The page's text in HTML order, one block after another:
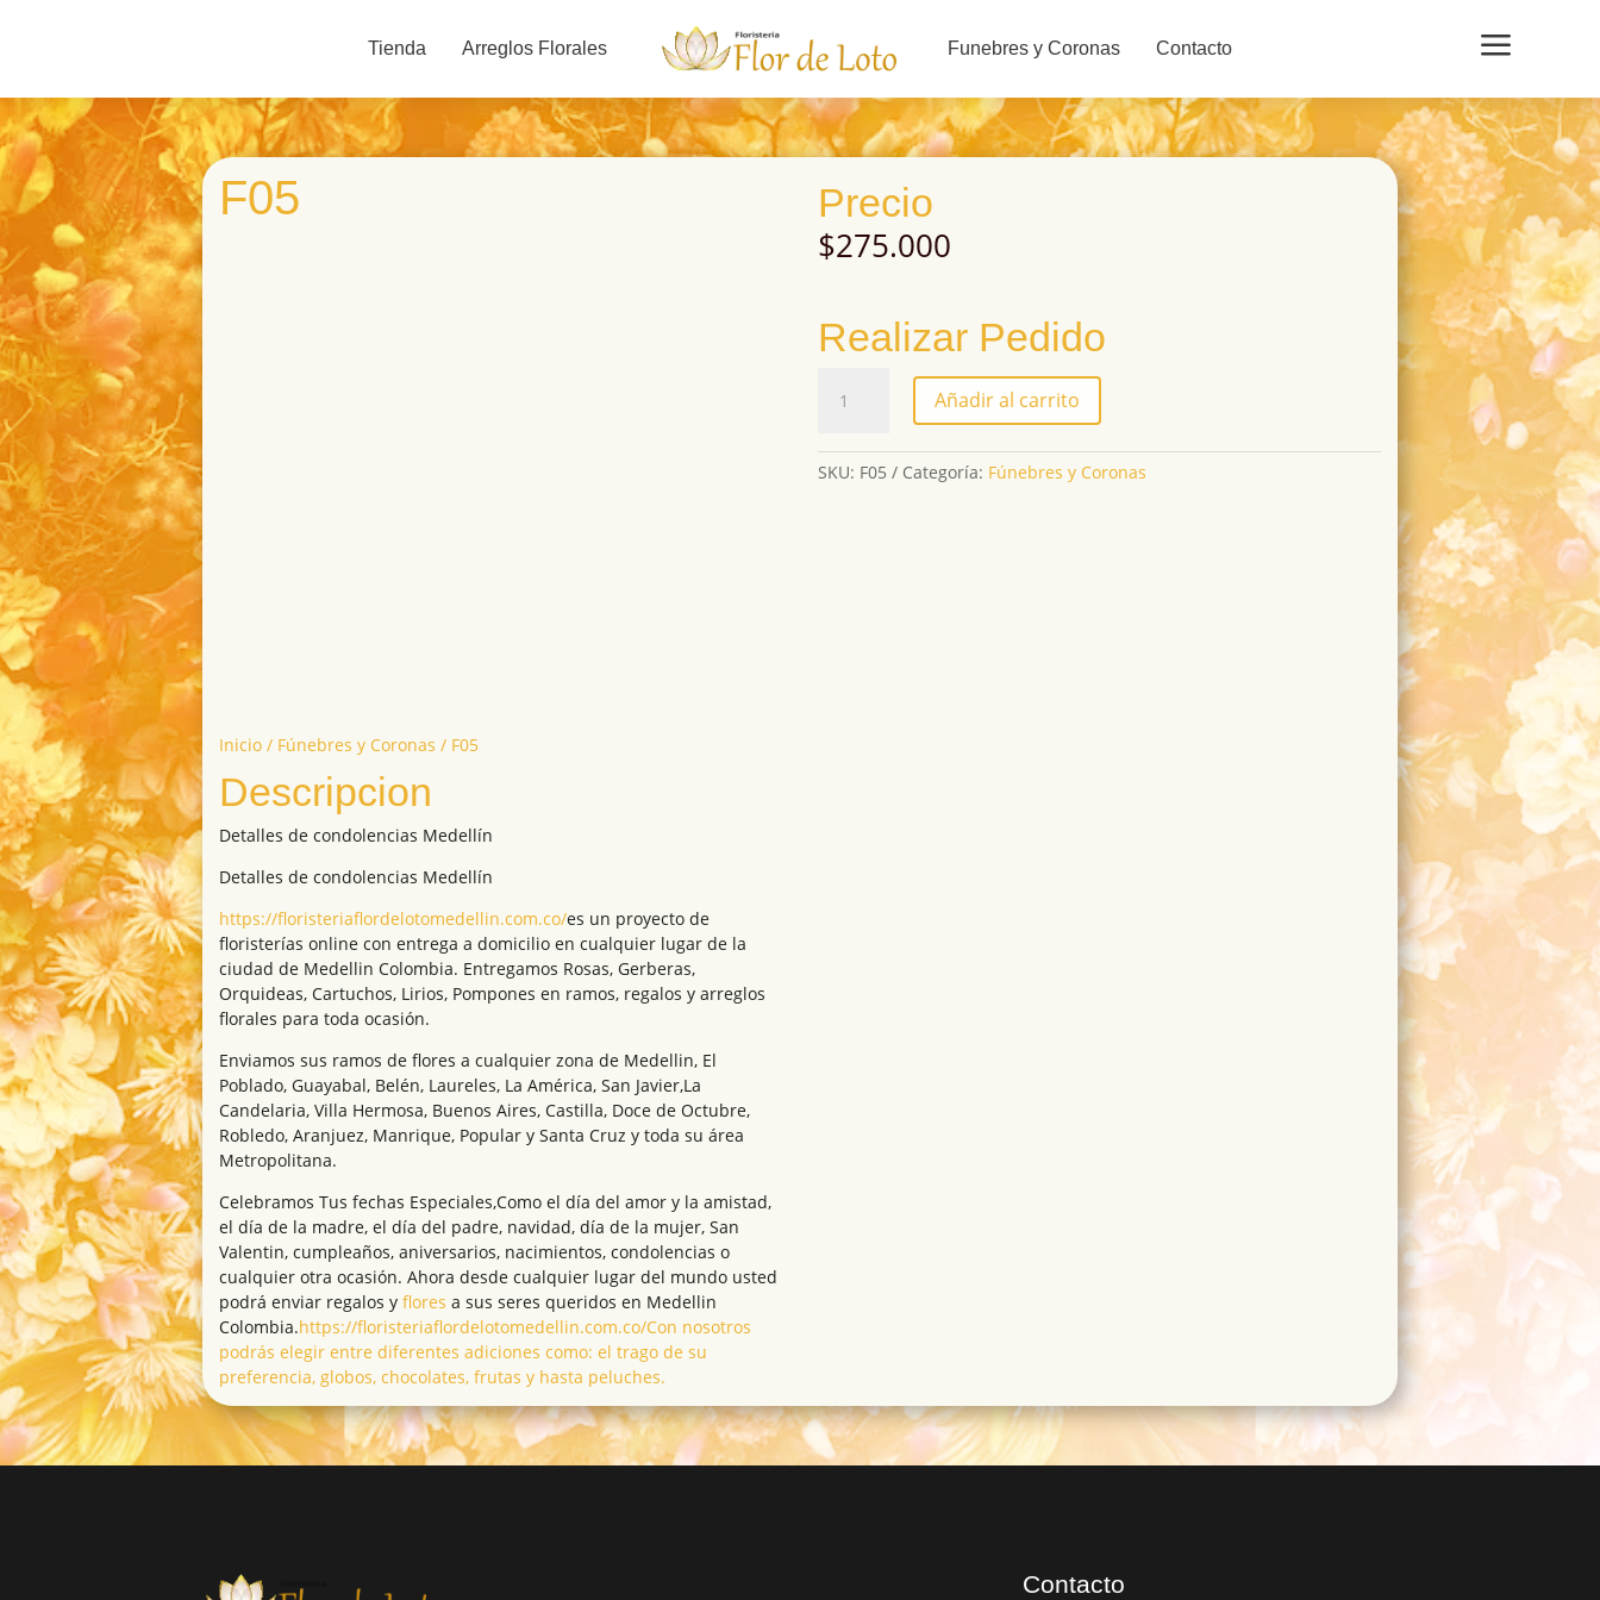
Tienda Arreglos Florales Funebres y Coronas Contacto a
F05
Inicio / Fúnebres y Coronas / F05
Descripcion
Detalles de condolencias Medellín
Detalles de condolencias Medellín
https://floristeriaflordelotomedellin.com.co/es un proyecto de
floristerías online con entrega a domicilio en cualquier lugar de la
ciudad de Medellin Colombia. Entregamos Rosas, Gerberas,
Orquideas, Cartuchos, Lirios, Pompones en ramos, regalos y arreglos
florales para toda ocasión.
Enviamos sus ramos de flores a cualquier zona de Medellin, El
Poblado, Guayabal, Belén, Laureles, La América, San Javier,La
Candelaria, Villa Hermosa, Buenos Aires, Castilla, Doce de Octubre,
Robledo, Aranjuez, Manrique, Popular y Santa Cruz y toda su área
Metropolitana.
Celebramos Tus fechas Especiales,Como el día del amor y la amistad,
el día de la madre, el día del padre, navidad, día de la mujer, San
Valentin, cumpleaños, aniversarios, nacimientos, condolencias o
cualquier otra ocasión. Ahora desde cualquier lugar del mundo usted
podrá enviar regalos y flores a sus seres queridos en Medellin
Colombia.https://floristeriaflordelotomedellin.com.co/Con nosotros
podrás elegir entre diferentes adiciones como: el trago de su
preferencia, globos, chocolates, frutas y hasta peluches.
Precio
$275.000
Realizar Pedido
cantidad
Añadir al carrito
SKU: F05 Categoría: Fúnebres y Coronas
Contacto